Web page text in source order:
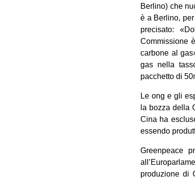
Berlino) che
è a Berlino,
precisato:
Commissione
carbone al
gas nella
pacchetto di
Le ong e gli
la bozza della
Cina ha
essendo
Greenpeace
produzione di